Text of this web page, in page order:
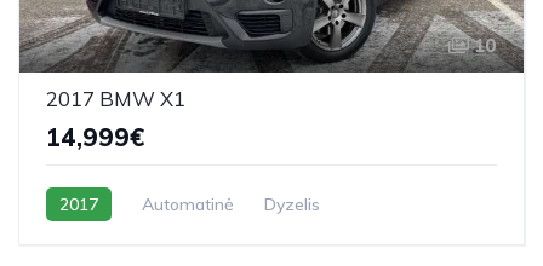
10
2017 BMW X1
14,999€
2017 Automatinė Dyzelis